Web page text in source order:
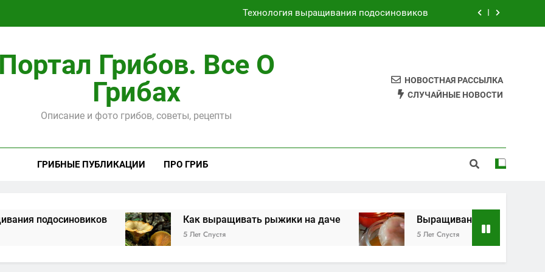
Технология выращивания подосиновиков
Способы, как самому сделать грибной мицелий
Как выращивать рыжики на даче
Портал Грибов. Все О
Грибах
Описание и фото грибов, советы, рецепты
НОВОСТНАЯ РАССЫЛКА
СЛУЧАЙНЫЕ НОВОСТИ
ГРИБНЫЕ ПУБЛИКАЦИИ ПРО ГРИБ
подосиновиков Как выращивать рыжики на даче
5 Лет Спустя
Выращивания чайного гриба
5 Лет Спустя